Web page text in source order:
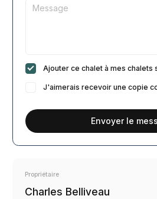
Propriétaire
Charles Belliveau
Ajouter ce chalet à mes chalets
J'aimerais recevoir une copie
Envoyer le